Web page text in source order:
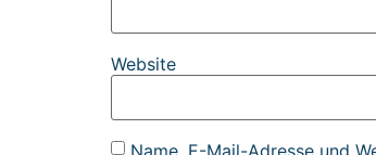
Website
Name, E-Mail-Adresse und